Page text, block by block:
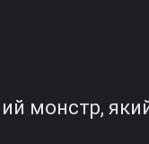
монстр,